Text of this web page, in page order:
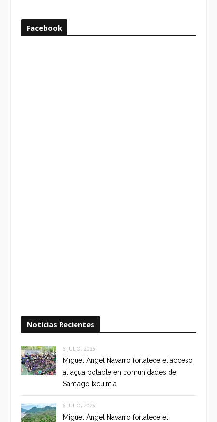
Facebook
Noticias Recientes
6 JULIO, 2026
Miguel Ángel Navarro fortalece el acceso
al agua potable en comunidades de
Santiago Ixcuintla
6 JULIO, 2026
Miguel Ángel Navarro fortalece el